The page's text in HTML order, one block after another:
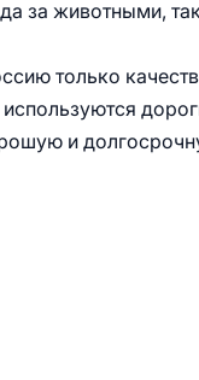
за животными,
только
и